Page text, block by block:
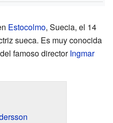
Estocolmo, Suecia, el 14
sueca. Es muy conocida
famoso directorIngmar